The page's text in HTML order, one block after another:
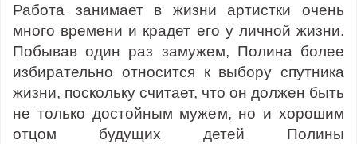
Работа занимает в жизни артистки очень
много времени и крадет его у личной жизни.
Побывав один раз замужем, Полина более
избирательно относится к выбору спутника
жизни, поскольку считает, что он должен быть
не только достойным мужем, но и хорошим
отцом будущих детей Полины